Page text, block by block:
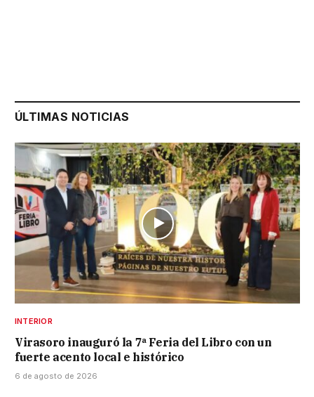
ÚLTIMAS NOTICIAS
INTERIOR
Virasoro inauguró la 7ª Feria del Libro con un
fuerte acento local e histórico
6 de agosto de 2026